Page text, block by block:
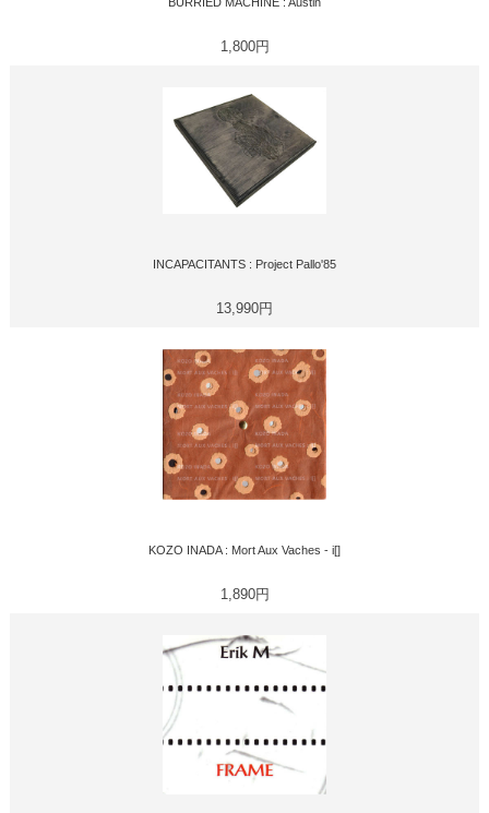
1,800円
INCAPACITANTS : Project Pallo'85
13,990円
KOZO INADA : Mort Aux Vaches - i[]
1,890円